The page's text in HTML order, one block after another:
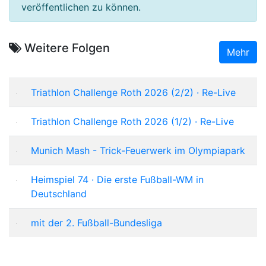
veröffentlichen zu können.
Weitere Folgen Mehr
Triathlon Challenge Roth 2026 (2/2) · Re-Live
Triathlon Challenge Roth 2026 (1/2) · Re-Live
Munich Mash - Trick-Feuerwerk im Olympiapark
Heimspiel 74 · Die erste Fußball-WM in
Deutschland
mit der 2. Fußball-Bundesliga